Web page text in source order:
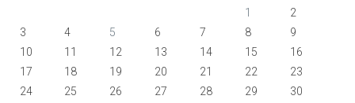
1
2
3
4 5 6 7 8
9
10
11 12 13 14 15
16
17
18 19 20 21 22
23
24
25 26 27 28 29
30